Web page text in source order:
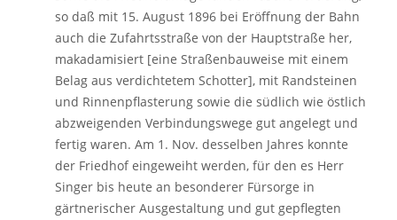
so daß mit 15. August 1896 bei Eröffnung der Bahn
auch die Zufahrtsstraße von der Hauptstraße her,
makadamisiert [eine Straßenbauweise mit einem
Belag aus verdichtetem Schotter], mit Randsteinen
und Rinnenpflasterung sowie die südlich wie östlich
abzweigenden Verbindungswege gut angelegt und
fertig waren. Am 1. Nov. desselben Jahres konnte
der Friedhof eingeweiht werden, für den es Herr
Singer bis heute an besonderer Fürsorge in
gärtnerischer Ausgestaltung und gut gepflegten